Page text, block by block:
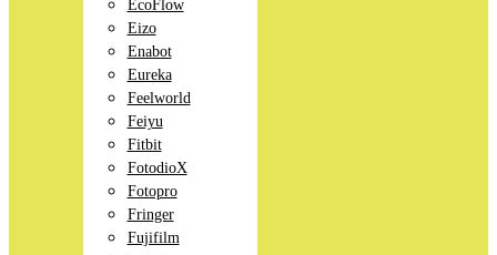
EcoFlow
Eizo
Enabot
Eureka
Feelworld
Feiyu
Fitbit
FotodioX
Fotopro
Fringer
Fujifilm